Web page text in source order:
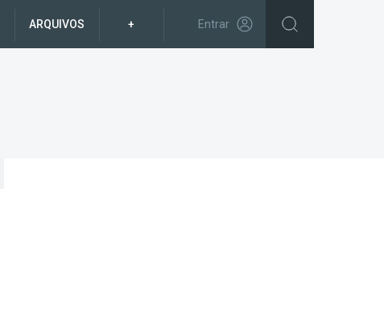
ARQUIVOS + Entrar